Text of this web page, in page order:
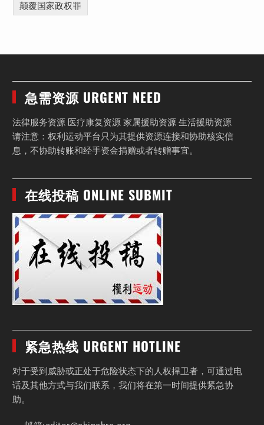
颠覆国家政权罪
急需资源 URGENT NEED
法律服务资源 医疗康复资源 家属援助资源 生活援助资源
请注意：权利运动平台只为其提供资源连接和协助核实信
息，不协助转账和经手资金捐赠或者转赠事宜。
在线投稿 ONLINE SUBMIT
紧急热线 URGENT HOTLINE
对于受到威胁或正处于危险状态下的人权捍卫者，可通过电
话及其他方式与我们联系，我们将在第一时间提供紧急协
助。